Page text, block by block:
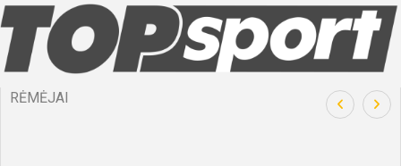
RĖMĖJAI